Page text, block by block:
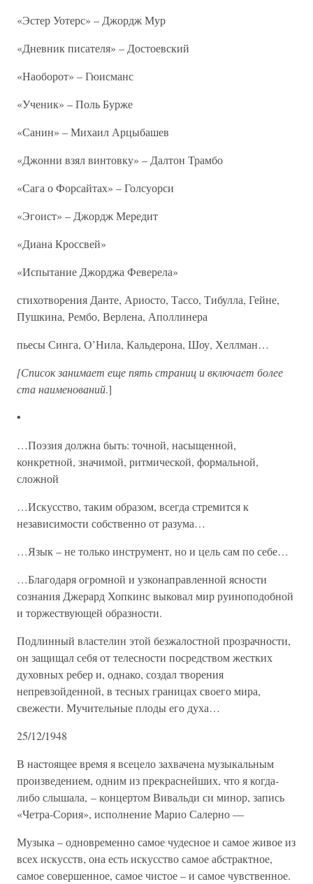
«Эстер Уотерс» – Джордж Мур
«Дневник писателя» – Достоевский
«Наоборот» – Гюисманс
«Ученик» – Поль Бурже
«Санин» – Михаил Арцыбашев
«Джонни взял винтовку» – Далтон Трамбо
«Сага о Форсайтах» – Голсуорси
«Эгоист» – Джордж Мередит
«Диана Кроссвей»
«Испытание Джорджа Феверела»
стихотворения Данте, Ариосто, Тассо, Тибулла, Гейне,
Пушкина, Рембо, Верлена, Аполлинера
пьесы Синга, О’Нила, Кальдерона, Шоу, Хеллман…
[Список занимает еще пять страниц и включает более
ста наименований.]
•
…Поэзия должна быть: точной, насыщенной,
конкретной, значимой, ритмической, формальной,
сложной
…Искусство, таким образом, всегда стремится к
независимости собственно от разума…
…Язык – не только инструмент, но и цель сам по себе…
…Благодаря огромной и узконаправленной ясности
сознания Джерард Хопкинс выковал мир руиноподобной
и торжествующей образности.
Подлинный властелин этой безжалостной прозрачности,
он защищал себя от телесности посредством жестких
духовных ребер и, однако, создал творения
непревзойденной, в тесных границах своего мира,
свежести. Мучительные плоды его духа…
25/12/1948
В настоящее время я всецело захвачена музыкальным
произведением, одним из прекраснейших, что я когда-
либо слышала, – концертом Вивальди си минор, запись
«Четра-Сория», исполнение Марио Салерно —
Музыка – одновременно самое чудесное и самое живое из
всех искусств, она есть искусство самое абстрактное,
самое совершенное, самое чистое – и самое чувственное.